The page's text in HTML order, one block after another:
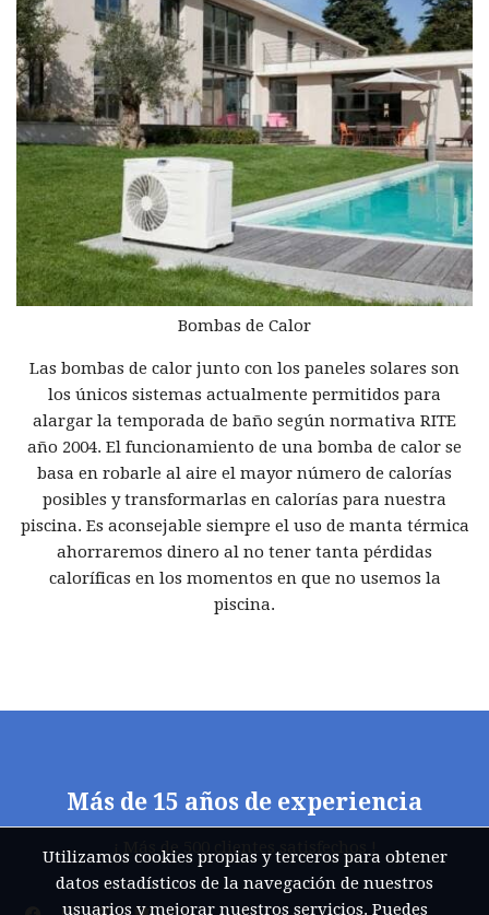
Bombas de Calor
Las bombas de calor junto con los paneles solares son
los únicos sistemas actualmente permitidos para
alargar la temporada de baño según normativa RITE
año 2004. El funcionamiento de una bomba de calor se
basa en robarle al aire el mayor número de calorías
posibles y transformarlas en calorías para nuestra
piscina. Es aconsejable siempre el uso de manta térmica
ahorraremos dinero al no tener tanta pérdidas
caloríficas en los momentos en que no usemos la
piscina.
Más de 15 años de experiencia
¡ Más de 500 clientes satisfechos !
Utilizamos cookies propias y terceros para obtener
datos estadísticos de la navegación de nuestros
usuarios y mejorar nuestros servicios. Puedes